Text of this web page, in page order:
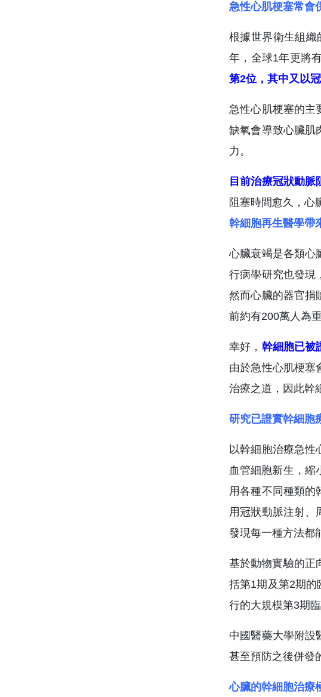
急性心肌梗塞常會
根據世界衛生組織
年，全球1年更將
第2位，其中又以
急性心肌梗塞的主
缺氧會導致心臟肌
力。
目前治療冠狀動
阻塞時間愈久，心
幹細胞再生醫學帶
心臟衰竭是各類心
行病學研究也發現
然而心臟的器官捐
前約有200萬人為
幸好， 幹細胞已被
由於急性心肌梗塞
治療之道，因此幹
研究已證實幹細胞
以幹細胞治療急性
血管細胞新生，縮
用各種不同種類的
用冠狀動脈注射、
發現每一種方法都
基於動物實驗的正
括第1期及第2期的
行的大規模第3期
中國醫藥大學附設
甚至預防之後併發
心臟的幹細胞治療